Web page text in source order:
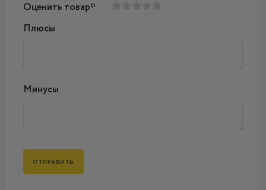
Оценить товар*
Плюсы
Минусы